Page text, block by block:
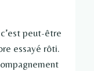
peut-être
essayé rôti.